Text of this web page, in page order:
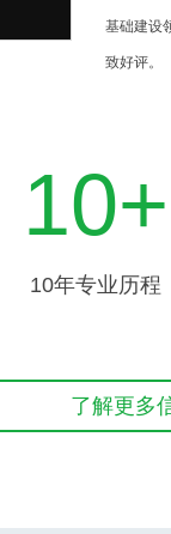
基础建设
致好评。
10+
10年专业历程
了解更多